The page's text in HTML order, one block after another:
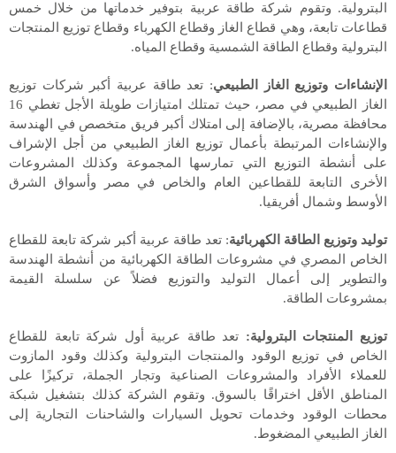
البترولية. وتقوم شركة طاقة عربية بتوفير خدماتها من خلال خمس
قطاعات تابعة، وهي قطاع الغاز وقطاع الكهرباء وقطاع توزيع المنتجات
البترولية وقطاع الطاقة الشمسية وقطاع المياه.
الإنشاءات وتوزيع الغاز الطبيعي: تعد طاقة عربية أكبر شركات توزيع
الغاز الطبيعي في مصر، حيث تمتلك امتيازات طويلة الأجل تغطي 16
محافظة مصرية، بالإضافة إلى امتلاك أكبر فريق متخصص في الهندسة
والإنشاءات المرتبطة بأعمال توزيع الغاز الطبيعي من أجل الإشراف
على أنشطة التوزيع التي تمارسها المجموعة وكذلك المشروعات
الأخرى التابعة للقطاعين العام والخاص في مصر وأسواق الشرق
الأوسط وشمال أفريقيا.
توليد وتوزيع الطاقة الكهربائية: تعد طاقة عربية أكبر شركة تابعة للقطاع
الخاص المصري في مشروعات الطاقة الكهربائية من أنشطة الهندسة
والتطوير إلى أعمال التوليد والتوزيع فضلاً عن سلسلة القيمة
بمشروعات الطاقة.
توزيع المنتجات البترولية: تعد طاقة عربية أول شركة تابعة للقطاع
الخاص في توزيع الوقود والمنتجات البترولية وكذلك وقود المازوت
للعملاء الأفراد والمشروعات الصناعية وتجار الجملة، تركيزًا على
المناطق الأقل اختراقًا بالسوق. وتقوم الشركة كذلك بتشغيل شبكة
محطات الوقود وخدمات تحويل السيارات والشاحنات التجارية إلى
الغاز الطبيعي المضغوط.